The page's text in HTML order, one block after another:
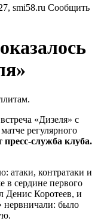
smi58.ru Сообщить
«Дизеля» с
регулярного
пресс-служба клуба.
атаки, контратаки и
в сердине первого
Денис Коротеев, и
нервничали: было